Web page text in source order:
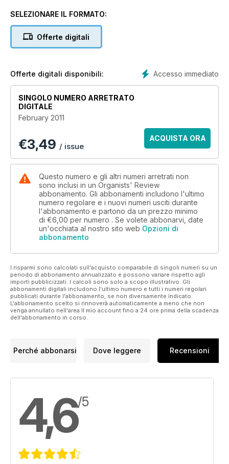
recorded the Ladegast instrument in Merseberg Cathedral
The new installation in Barony Hall, Glasgow, has been much
Paul Hale about these fabulous new instruments – a write-up
The cover shot refers to the article on page 25 by Dr Roy
Massey MBE about a ‘much-travelled’ instrument which has
been resident in three separate buildings before finding its
current abode in St Mary’s Church, Hay-on-Wye.
David Shuker has again contributed one of his unusually
interesting articles, this time about the ‘ingenious Mr Casson
and his musical daughters’ who created a system to assist
blind musicians before the invention of braille.
SELEZIONARE IL FORMATO:
Offerte digitali
Accesso immediato
Offerte digitali disponibili:
SINGOLO NUMERO ARRETRATO
DIGITALE
February 2011
€3,49 / issue
ACQUISTA ORA
Questo numero e gli altri numeri arretrati non
sono inclusi in un Organists' Review
abbonamento. Gli abbonamenti includono l'ultimo
numero regolare e i nuovi numeri usciti durante
l'abbonamento e partono da un prezzo minimo
di €6,00 per numero . Se volete abbonarvi, date
un'occhiata al nostro sito web Opzioni di
abbonamento
I risparmi sono calcolati sull'acquisto comparabile di singoli numeri su un
periodo di abbonamento annualizzato e possono variare rispetto agli
importi pubblicizzati. I calcoli sono solo a scopo illustrativo. Gli
abbonamenti digitali includono l'ultimo numero e tutti i numeri regolari
pubblicati durante l'abbonamento, se non diversamente indicato.
L'abbonamento scelto si rinnoverà automaticamente a meno che non
venga annullato nell'area Il mio account fino a 24 ore prima della scadenza
dell'abbonamento in corso.
Perché abbonarsi Dove leggere Recensioni
4,6/5